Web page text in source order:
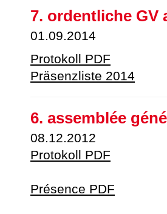
7. ordentliche GV
01.09.2014
Protokoll PDF
Präsenzliste 2014
6. assemblée
08.12.2012
Protokoll PDF
Présence PDF